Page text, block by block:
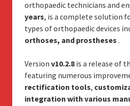
orthopaedic technicians and
years, is a complete solution
types of orthopaedic devices
orthoses, and prostheses .
Version v10.2.8is a release of
featuring numerous
rectification tools,
integration with various